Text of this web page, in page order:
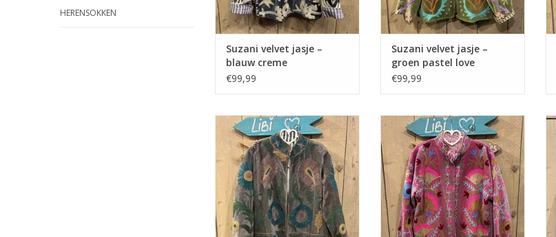
HERENSOKKEN
Suzani velvet jasje –
blauw creme
€99,99
Suzani velvet jasje –
groen pastel love
€99,99
Suzani velvet jasje – grijs
bloemen
Suzani velvet jasje – roze
bloemen
TOEVOEGEN AAN WINKELWAGEN